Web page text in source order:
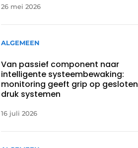
26 mei 2026
ALGEMEEN
Van passief component naar
intelligente systeembewaking:
monitoring geeft grip op gesloten
druk systemen
16 juli 2026